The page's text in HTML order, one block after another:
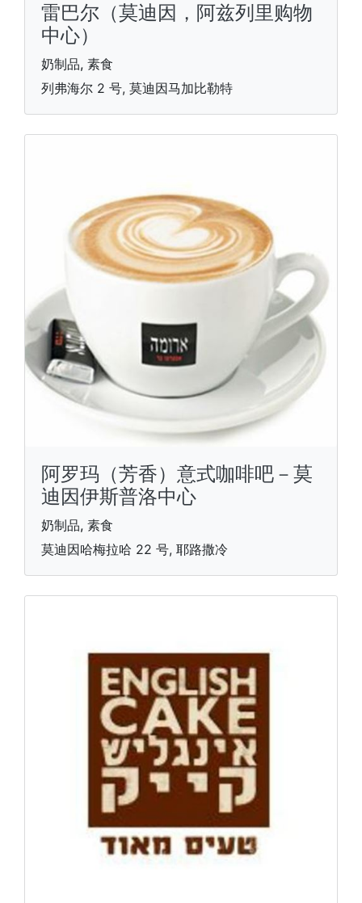
雷巴尔（莫迪因，阿兹列里购物
中心）
奶制品, 素食
列弗海尔 2 号, 莫迪因马加比勒特
阿罗玛（芳香）意式咖啡吧－莫
迪因伊斯普洛中心
奶制品, 素食
莫迪因哈梅拉哈 22 号, 耶路撒冷